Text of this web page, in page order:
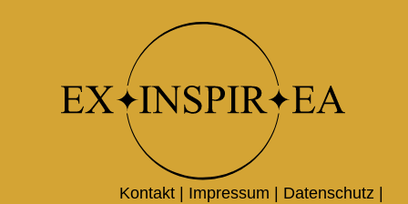
Kontakt | Impressum Datenschutz